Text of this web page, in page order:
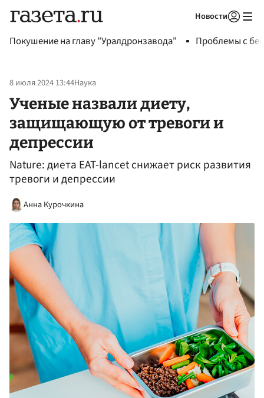
Новости
Покушение на главу "Уралдронзавода" Проблемы с
8 июля 2024 13:44Наука
Ученые назвали диету,
защищающую от тревоги и
депрессии
Nature: диета EAT-lancet снижает риск развития
тревоги и депрессии
Анна Курочкина